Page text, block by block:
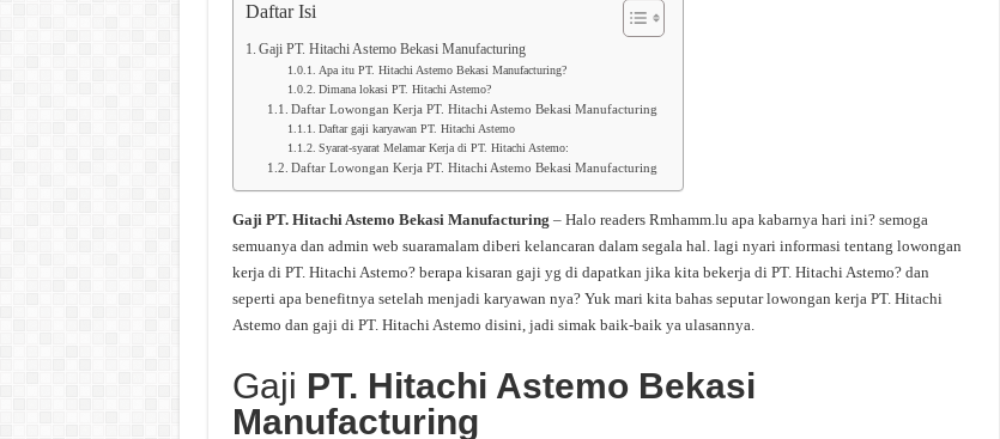
Daftar Isi
Gaji PT. Hitachi Astemo Bekasi Manufacturing
Apa itu PT. Hitachi Astemo Bekasi Manufacturing?
Dimana lokasi PT. Hitachi Astemo?
Daftar Lowongan Kerja PT. Hitachi Astemo Bekasi Manufacturing
Daftar gaji karyawan PT. Hitachi Astemo
Syarat-syarat Melamar Kerja di PT. Hitachi Astemo:
Daftar Lowongan Kerja PT. Hitachi Astemo Bekasi Manufacturing
Gaji PT. Hitachi Astemo Bekasi Manufacturing – Halo readers Rmhamm.lu apa kabarnya hari ini? semoga
semuanya dan admin web suaramalam diberi kelancaran dalam segala hal. lagi nyari informasi tentang lowongan
kerja di PT. Hitachi Astemo? berapa kisaran gaji yg di dapatkan jika kita bekerja di PT. Hitachi Astemo? dan
seperti apa benefitnya setelah menjadi karyawan nya? Yuk mari kita bahas seputar lowongan kerja PT. Hitachi
Astemo dan gaji di PT. Hitachi Astemo disini, jadi simak baik-baik ya ulasannya.
Gaji PT. Hitachi Astemo Bekasi
Manufacturing